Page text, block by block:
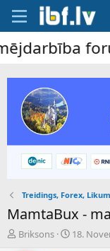
Treidings, Forex,
MamtaBux -
P
Briksons
S18.